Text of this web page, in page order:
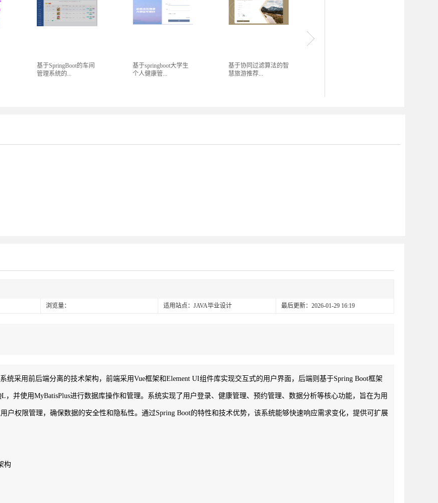
基于SpringBoot的车间
管理系统的...
基于springboot大学生
个人健康管...
基于协同过滤算法的智
慧旅游推荐...
浏览量： 适用站点：JAVA毕业设计 最后更新：2026-01-29 16:19
统采用前后端分离的技术架构，前端采用Vue框架和Element UI组件库实现交互式的用户界面，后端则基于Spring Boot框架
并使用MyBatisPlus进行数据库操作和管理。系统实现了用户登录、健康管理、预约管理、数据分析等核心功能，旨在为用
户权限管理，确保数据的安全性和隐私性。通过Spring Boot的特性和技术优势，该系统能够快速响应需求变化，提供可扩展
构